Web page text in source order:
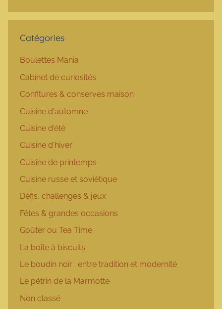
Catégories
Boulettes Mania
Cabinet de curiosités
Confitures & conserves maison
Cuisine d'automne
Cuisine d'été
Cuisine d'hiver
Cuisine de printemps
Cuisine russe et soviétique
Défis, challenges & jeux
Fêtes & grandes occasions
Goûter ou Tea Time
La boîte à biscuits
Le boudin noir : entre tradition et modernité
Le pétrin de la Marmotte
Non classé